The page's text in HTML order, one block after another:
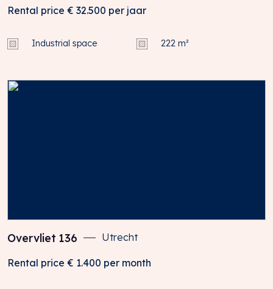
Rental price € 32.500 per jaar
Industrial space 222 m²
Overvliet 136 Utrecht
Rental price € 1.400 per month